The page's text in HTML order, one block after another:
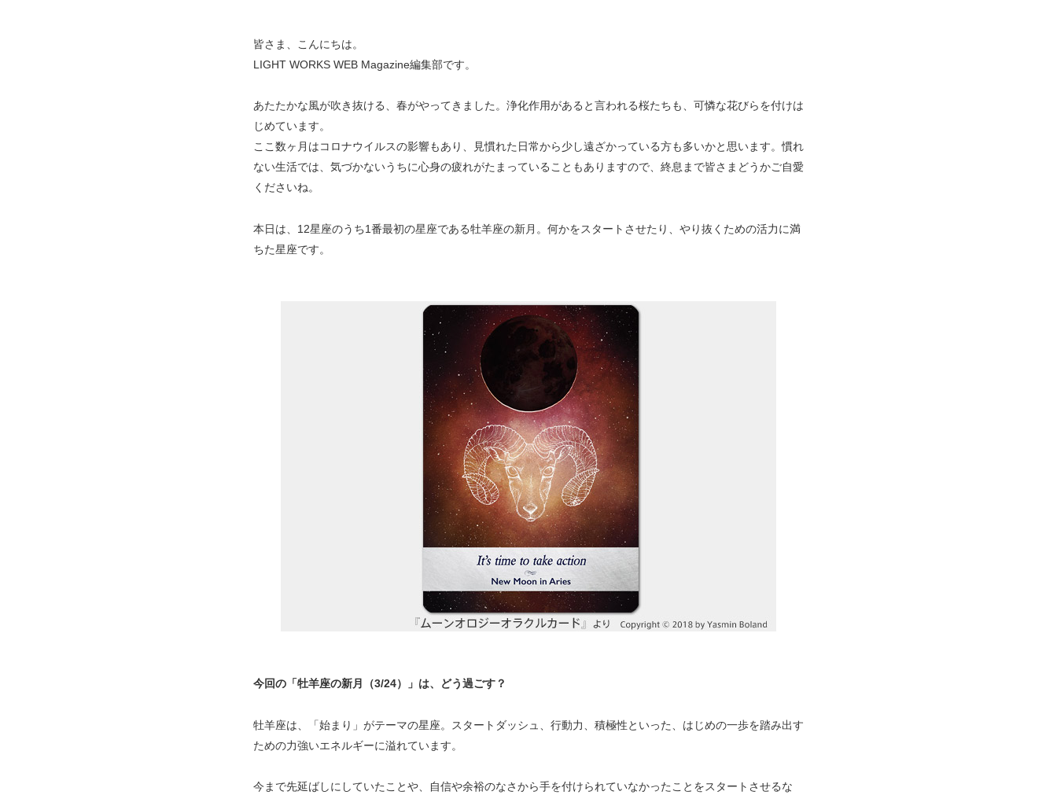
皆さま、こんにちは。
LIGHT WORKS WEB Magazine編集部です。
あたたかな風が吹き抜ける、春がやってきました。浄化作用があると言われる桜たちも、可憐な花びらを付けは
じめています。
ここ数ヶ月はコロナウイルスの影響もあり、見慣れた日常から少し遠ざかっている方も多いかと思います。慣れ
ない生活では、気づかないうちに心身の疲れがたまっていることもありますので、終息まで皆さまどうかご自愛
くださいね。
本日は、12星座のうち1番最初の星座である牡羊座の新月。何かをスタートさせたり、やり抜くための活力に満
ちた星座です。
今回の「牡羊座の新月（3/24）」は、どう過ごす？
牡羊座は、「始まり」がテーマの星座。スタートダッシュ、行動力、積極性といった、はじめの一歩を踏み出す
ための力強いエネルギーに溢れています。
今まで先延ばしにしていたことや、自信や余裕のなさから手を付けられていなかったことをスタートさせるな